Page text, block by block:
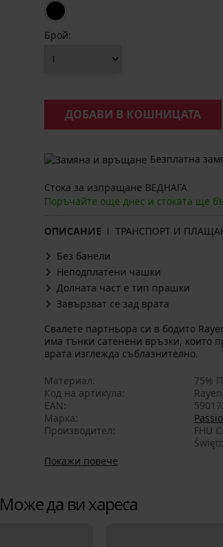
Брой:
ДОБАВИ В КОШНИЦАТА
Безплатна
Стока за изпращане ВЕДНАГА
Поръчайте още днес и стоката ще
ОПИСАНИЕ ТРАНСПОРТ И
Без банели
Неподплатени чашки
Долната част е тип прашки
Завързват се зад врата
Свалете партньора си в бодито
има тънки сатенени връзки, които
врата изглежда съблазнително.
Материал
75%
Код на артикула
EAN
Марка
Производител
FHU
Покажи повече
Може да ви хареса